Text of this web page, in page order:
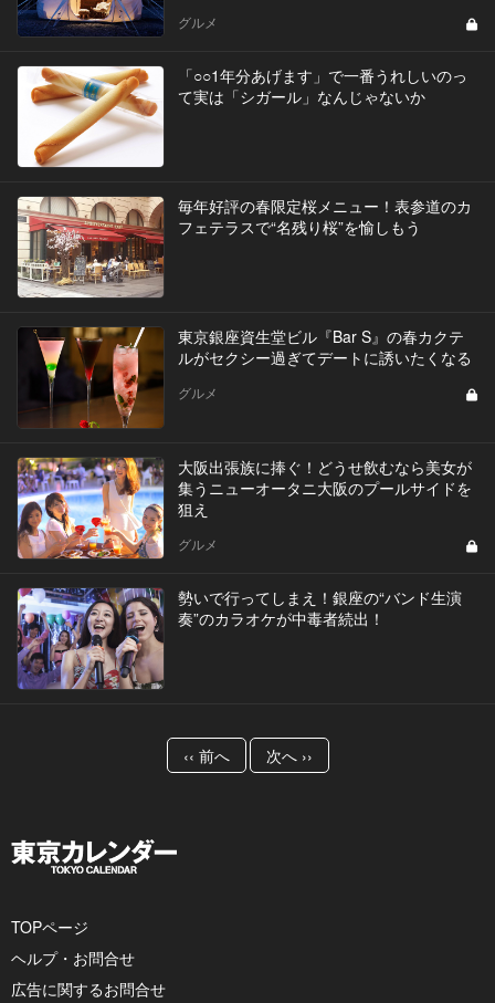
グルメ
「○○1年分あげます」で一番うれしいのっ
て実は「シガール」なんじゃないか
毎年好評の春限定桜メニュー！表参道のカ
フェテラスで“名残り桜”を愉しもう
東京銀座資生堂ビル『Bar S』の春カクテ
ルがセクシー過ぎてデートに誘いたくなる
グルメ
大阪出張族に捧ぐ！どうせ飲むなら美女が
集うニューオータニ大阪のプールサイドを
狙え
グルメ
勢いで行ってしまえ！銀座の“バンド生演
奏”のカラオケが中毒者続出！
‹‹ 前へ 次へ ››
TOPページ
ヘルプ・お問合せ
広告に関するお問合せ